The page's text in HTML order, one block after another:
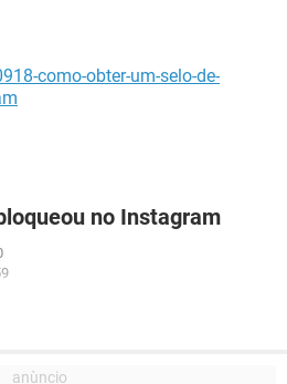
como-obter-um-selo-de-
no Instagram